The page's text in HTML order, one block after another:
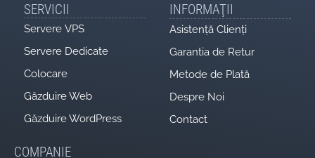
SERVICII
Servere VPS
Servere Dedicate
Colocare
Găzduire Web
Găzduire WordPress
INFORMAŢII
Asistență Clienți
Garantia de Retur
Metode de Plată
Despre Noi
Contact
COMPANIE